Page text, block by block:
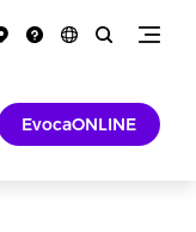
EvocaONLINE